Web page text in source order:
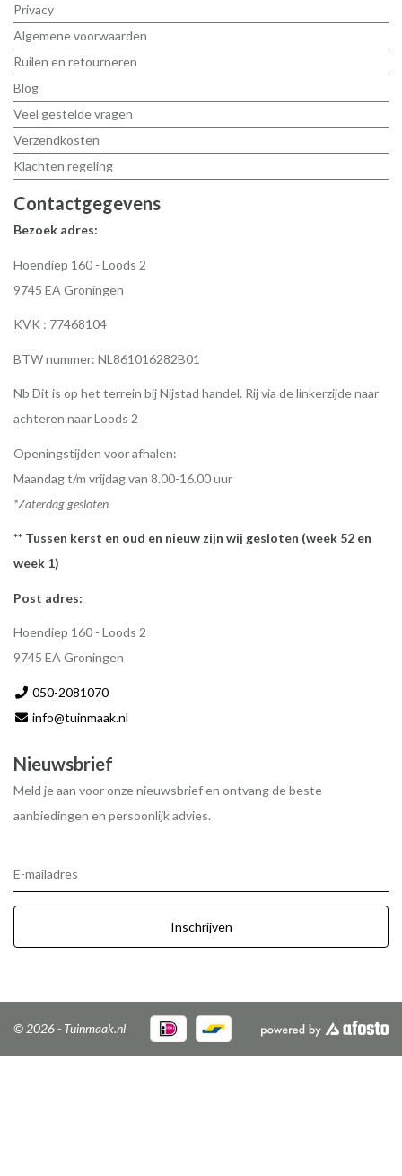
Privacy
Algemene voorwaarden
Ruilen en retourneren
Blog
Veel gestelde vragen
Verzendkosten
Klachten regeling
Contactgegevens
Bezoek adres:
Hoendiep 160 - Loods 2
9745 EA Groningen
KVK : 77468104
BTW nummer: NL861016282B01
Nb Dit is op het terrein bij Nijstad handel. Rij via de linkerzijde naar
achteren naar Loods 2
Openingstijden voor afhalen:
Maandag t/m vrijdag van 8.00-16.00 uur
*Zaterdag gesloten
** Tussen kerst en oud en nieuw zijn wij gesloten (week 52 en
week 1)
Post adres:
Hoendiep 160 - Loods 2
9745 EA Groningen
050-2081070
info@tuinmaak.nl
Nieuwsbrief
Meld je aan voor onze nieuwsbrief en ontvang de beste
aanbiedingen en persoonlijk advies.
E-mailadres
Inschrijven
© 2026 - Tuinmaak.nl